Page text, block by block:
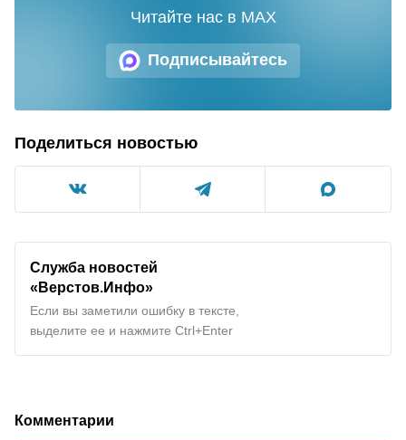
Подписывайтесь
Читайте нас в MAX
Поделиться новостью
Служба новостей
«Верстов.Инфо»
Если вы заметили ошибку в тексте,
выделите ее и нажмите Ctrl+Enter
Комментарии